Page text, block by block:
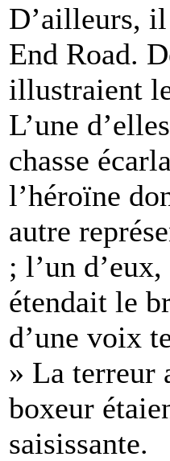
D’ailleurs,
End Road.
illustraient
L’une
chasse
l’héroïne
autre
; l’un
étendait le
d’une voix
» La terreur
boxeur
saisissante.